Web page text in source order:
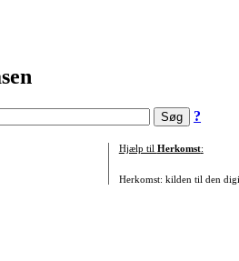
?
Hjælp til Herkomst:
Herkomst: kilden til den